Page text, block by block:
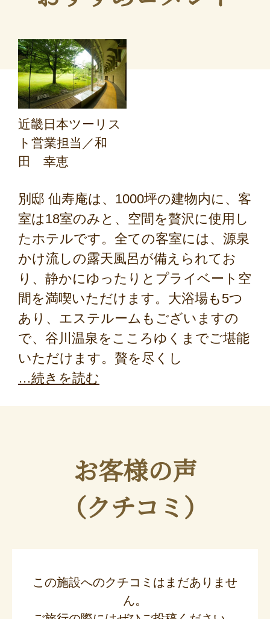
フリーセレクションをご利用いただけない商品
JR回数券類、ギフト券、外国通貨、直接契約型宿泊プラン、土
産品、旅行積立商品、当社が指定した商品が利用できません。
フリーセレクション・クーポンコードをご利用いただけな
い商品
旅館・ホテルなど宿泊施設での現地支払いにはご利用いただけま
せん。
閉じる
近畿日本ツーリス
ト営業担当／和
田 幸恵
別邸 仙寿庵は、1000坪の建物内に、客
室は18室のみと、空間を贅沢に使用し
たホテルです。全ての客室には、源泉
かけ流しの露天風呂が備えられてお
り、静かにゆったりとプライベート空
間を満喫いただけます。大浴場も5つ
あり、エステルームもございますの
で、谷川温泉をこころゆくまでご堪能
いただけます。贅を尽くし
続きを読む
お客様の声
（クチコミ）
この施設へのクチコミはまだありませ
ん。